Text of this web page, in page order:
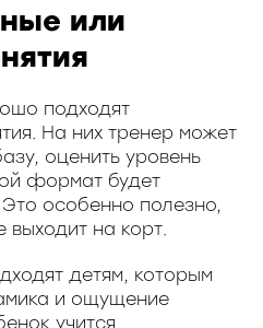
или
подходят
На них тренер может
оценить уровень
формат будет
особенно полезно,
выходит на корт.
детям, которым
и ощущение
учится